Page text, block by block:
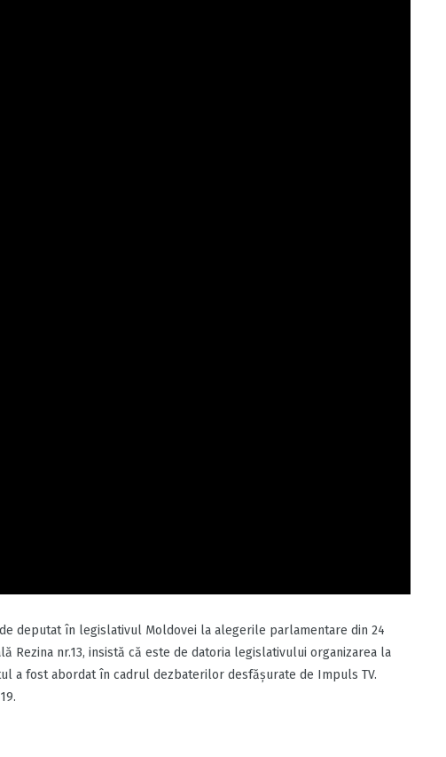
de deputat în legislativul Moldovei la alegerile parlamentare din 24
Rezina nr.13, insistă că este de datoria legislativului organizarea la
a fost abordat în cadrul dezbaterilor desfășurate de Impuls TV.